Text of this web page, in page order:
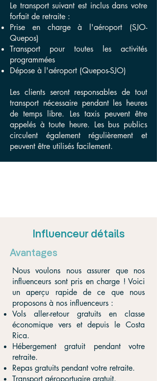
Le transport suivant est inclus dans votre
forfait de retraite :
Prise en charge à l'aéroport (SJO-
Quepos)
Transport pour toutes les activités
programmées
Dépose à l'aéroport (Quepos-SJO)
Les clients seront responsables de tout
transport nécessaire pendant les heures
de temps libre. Les taxis peuvent être
appelés à toute heure. Les bus publics
circulent également régulièrement et
peuvent être utilisés facilement.
Influenceur détails
Avantages
Nous voulons nous assurer que nos
influenceurs sont pris en charge ! Voici
un aperçu rapide de ce que nous
proposons à nos influenceurs :
Vols aller-retour gratuits en classe
économique vers et depuis le Costa
Rica.
Hébergement gratuit pendant votre
retraite.
Repas gratuits pendant votre retraite.
Transport aéroportuaire gratuit.